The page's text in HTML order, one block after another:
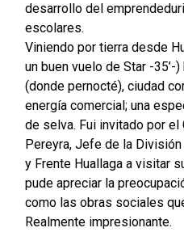
desarrollo del
escolares.
Viniendo por tierra desde
un buen vuelo de Star -
(donde pernocté), ciudad
energía comercial; una
de selva. Fui invitado por el
Pereyra, Jefe de la
y Frente Huallaga a visitar
pude apreciar la
como las obras sociales
Realmente impresionante.